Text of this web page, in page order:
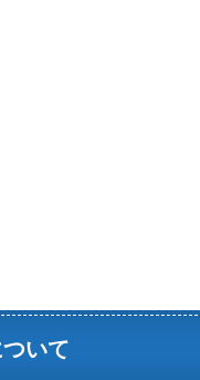
いて